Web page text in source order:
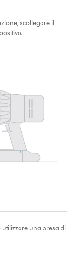
scollegare il
una presa di